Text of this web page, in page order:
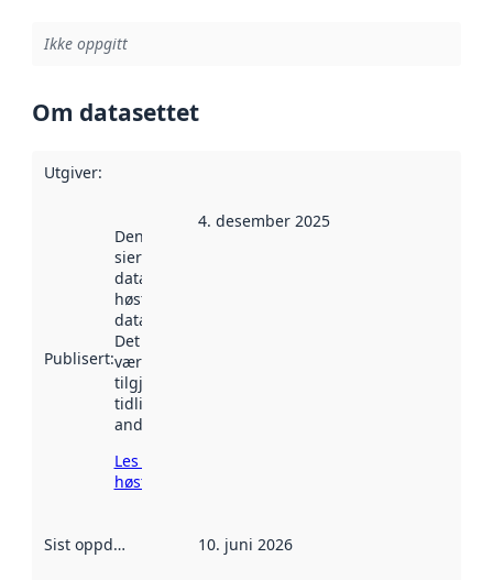
Ikke oppgitt
Om datasettet
Utgiver:
Publisert:
Denne datoen
sier når
datasettet ble
høstet av
data.norge.no.
Det kan ha
vært
tilgjengelig
tidligere
andre steder.
Les mer om
høsting her
4. desember 2025
Sist oppdatert 10. juni 2026